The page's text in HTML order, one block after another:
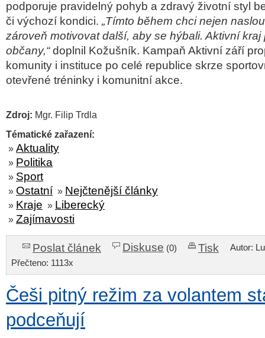
podporuje pravidelný pohyb a zdravý životní styl
či výchozí kondici. „Tímto během chci nejen
zároveň motivovat další, aby se hýbali. Aktivní
občany,“doplnil Kožušník. Kampaň Aktivní září
komunity i instituce po celé republice skrze
otevřené tréninky i komunitní akce.
Zdroj: Mgr. Filip Trdla
Tématické zařazení:
» Aktuality
» Politika
» Sport
» Ostatní » Nejčtenější články
» Kraje » Liberecký
» Zajímavosti
Poslat článek Diskuse (0) Tisk
Autor:
Přečteno: 1113x
Češi pitný režim za volantem
podceňují